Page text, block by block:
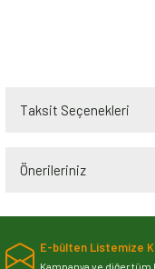
Taksit Seçenekleri
Önerileriniz
Bu ürünün fiyat bilgisi,
iletebilirsiniz.
Görüş ve önerileriniz için
E-bülten Listemize
Kampanya ve diğer